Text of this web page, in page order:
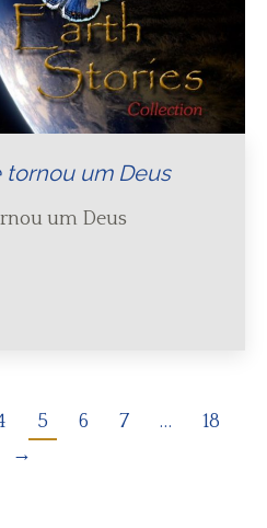
tornou um Deus
tornou um Deus
5 6 7 …
18
→